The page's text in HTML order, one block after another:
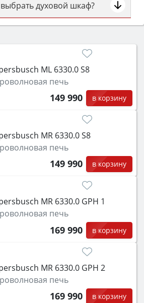
духовой шкаф?
с типом (газовый или
на объём 50–70 л для семьи,
гриль, самоочистка,
ML 6330.0 S8
печь
149 990 в корзину
MR 6330.0 S8
печь
149 990 в корзину
MR 6330.0 GPH 1
печь
169 990 в корзину
MR 6330.0 GPH 2
печь
169 990 в корзину